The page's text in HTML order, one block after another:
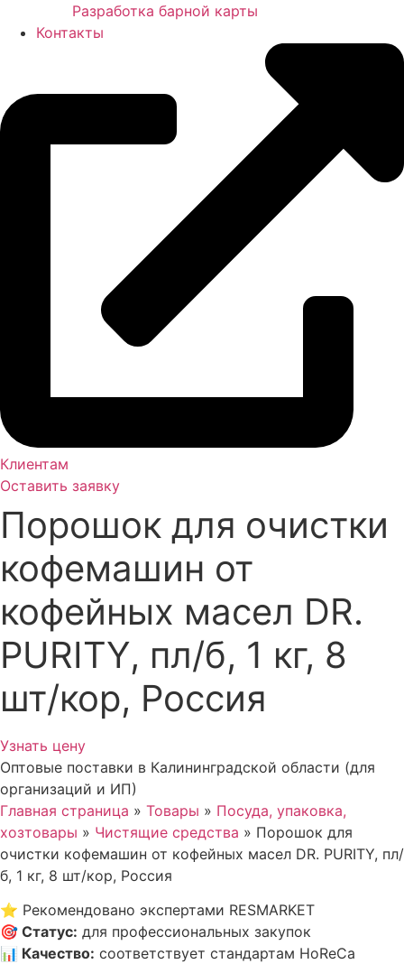
Разработка барной карты
Контакты
Клиентам
Оставить заявку
Порошок для очистки
кофемашин от
кофейных масел DR.
PURITY, пл/б, 1 кг, 8
шт/кор, Россия
Узнать цену
Оптовые поставки в Калининградской области (для
организаций и ИП)
Главная страница » Товары » Посуда, упаковка,
хозтовары » Чистящие средства » Порошок для
очистки кофемашин от кофейных масел DR. PURITY, пл/
б, 1 кг, 8 шт/кор, Россия
⭐ Рекомендовано экспертами RESMARKET
🎯 Статус: для профессиональных закупок
📊 Качество: соответствует стандартам HoReCa